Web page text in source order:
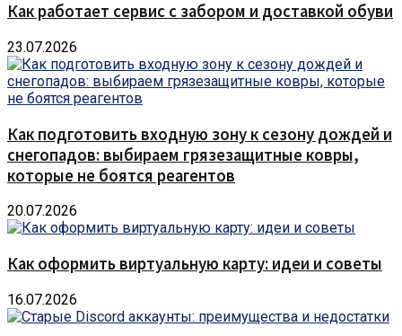
Как работает сервис с забором и доставкой обуви
23.07.2026
Как подготовить входную зону к сезону дождей и
снегопадов: выбираем грязезащитные ковры,
которые не боятся реагентов
20.07.2026
Как оформить виртуальную карту: идеи и советы
16.07.2026